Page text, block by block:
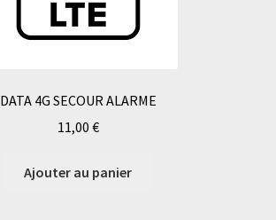
DATA 4G SECOUR ALARME
11,00 €
Ajouter au panier